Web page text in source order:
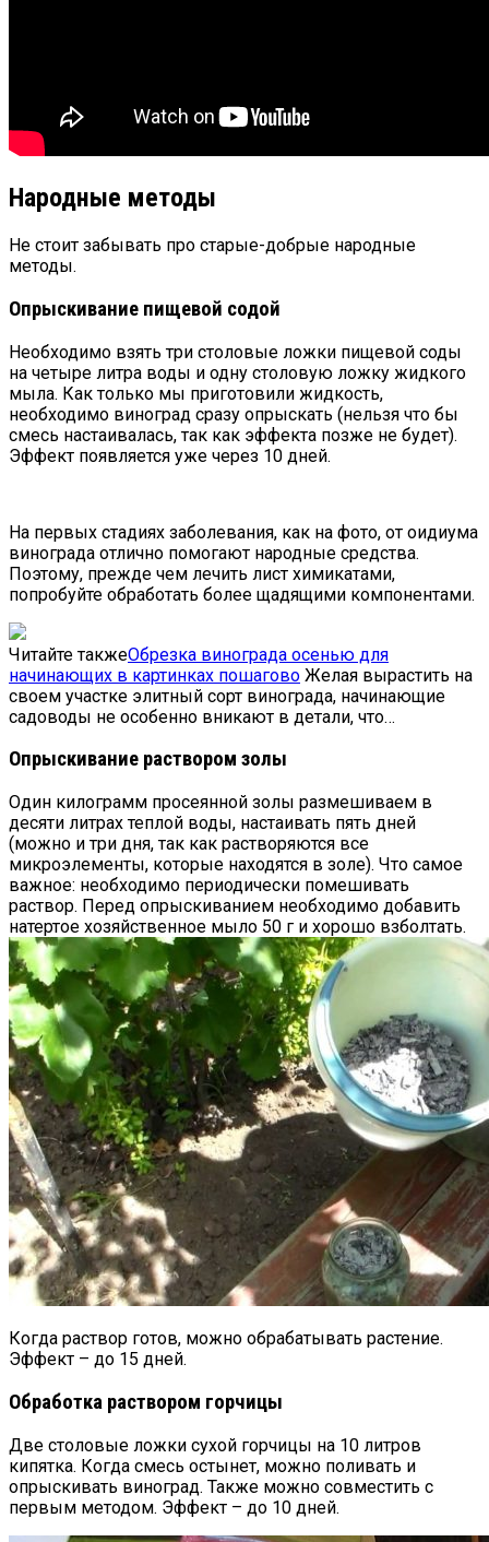
Народные методы
Не стоит забывать про старые-добрые народные
методы.
Опрыскивание пищевой содой
Необходимо взять три столовые ложки пищевой соды
на четыре литра воды и одну столовую ложку жидкого
мыла. Как только мы приготовили жидкость,
необходимо виноград сразу опрыскать (нельзя что бы
смесь настаивалась, так как эффекта позже не будет).
Эффект появляется уже через 10 дней.
На первых стадиях заболевания, как на фото, от оидиума
винограда отлично помогают народные средства.
Поэтому, прежде чем лечить лист химикатами,
попробуйте обработать более щадящими компонентами.
Читайте такжеОбрезка винограда осенью для
начинающих в картинках пошагово Желая вырастить на
своем участке элитный сорт винограда, начинающие
садоводы не особенно вникают в детали, что…
Опрыскивание раствором золы
Один килограмм просеянной золы размешиваем в
десяти литрах теплой воды, настаивать пять дней
(можно и три дня, так как растворяются все
микроэлементы, которые находятся в золе). Что самое
важное: необходимо периодически помешивать
раствор. Перед опрыскиванием необходимо добавить
натертое хозяйственное мыло 50 г и хорошо взболтать.
Когда раствор готов, можно обрабатывать растение.
Эффект – до 15 дней.
Обработка раствором горчицы
Две столовые ложки сухой горчицы на 10 литров
кипятка. Когда смесь остынет, можно поливать и
опрыскивать виноград. Также можно совместить с
первым методом. Эффект – до 10 дней.